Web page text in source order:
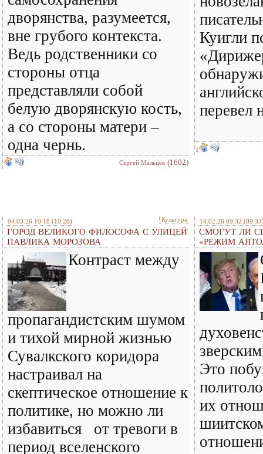
дворянства, разумеется,
вне грубого контекста.
Ведь родственники со
стороны отца
представляли собой
белую дворянскую кость,
а со стороны матери –
одна чернь.
Сергей Мальцев (1602)
Куигли
перевел
1
04.03.26 10:18 (10:28) Культура
ГОРОД ВЕЛИКОГО ФИЛОСОФА С УЛИЦЕЙ
ПАВЛИКА МОРОЗОВА
Контраст между
пропагандистским шумом
и тихой мирной жизнью
Сувалкского коридора
настраивал на
скептическое отношение к
политике, но можно ли
избавиться от тревоги в
период вселенского
14.02.26 09:32
СМОГУТ ЛИ
«РЕЖИМ
Это
их